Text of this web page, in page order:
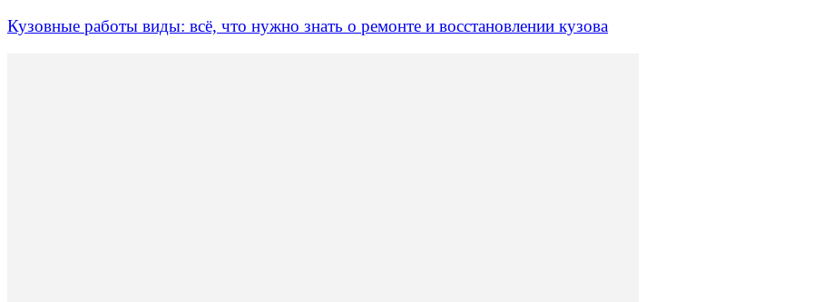
Кузовные работы виды: всё, что нужно знать о ремонте и восстановлении кузова